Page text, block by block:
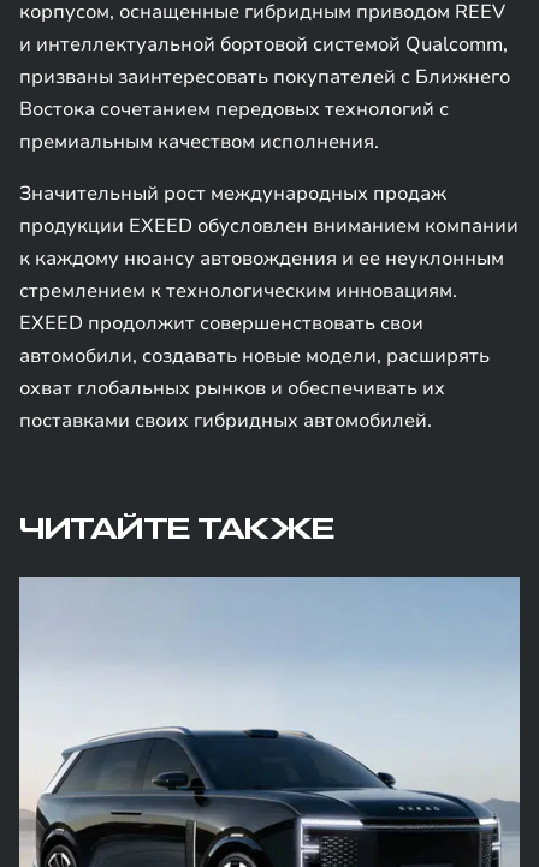
корпусом, оснащенные гибридным приводом REEV
и интеллектуальной бортовой системой Qualcomm,
призваны заинтересовать покупателей с Ближнего
Востока сочетанием передовых технологий с
премиальным качеством исполнения.
Значительный рост международных продаж
продукции EXEED обусловлен вниманием компании
к каждому нюансу автовождения и ее неуклонным
стремлением к технологическим инновациям.
EXEED продолжит совершенствовать свои
автомобили, создавать новые модели, расширять
охват глобальных рынков и обеспечивать их
поставками своих гибридных автомобилей.
ЧИТАЙТЕ ТАКЖЕ